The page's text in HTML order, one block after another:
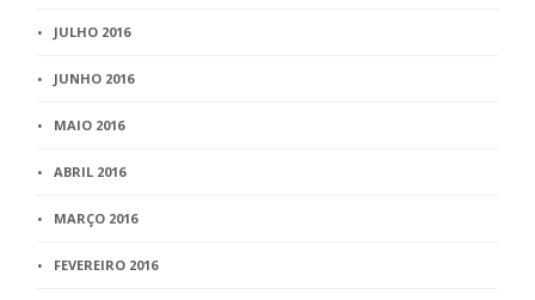
JULHO 2016
JUNHO 2016
MAIO 2016
ABRIL 2016
MARÇO 2016
FEVEREIRO 2016